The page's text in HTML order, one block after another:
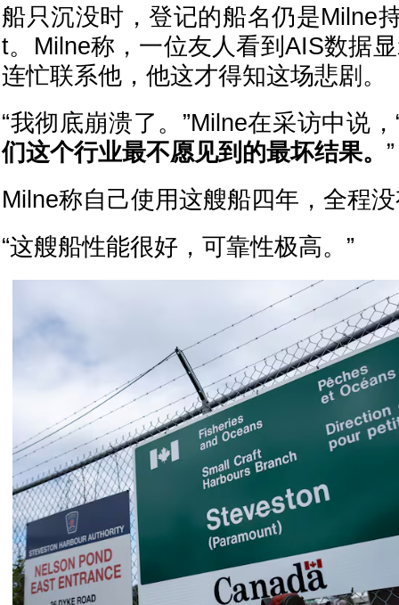
船只沉没时，登记的船名仍是Milne
t。Milne称，一位友人看到AIS数据
连忙联系他，他这才得知这场悲剧。
“我彻底崩溃了。”Milne在采访中说，
们这个行业最不愿见到的最坏结果。 ”
Milne称自己使用这艘船四年，全程
“这艘船性能很好，可靠性极高。”